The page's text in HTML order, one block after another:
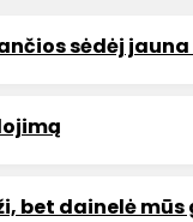
sėdėj
bet dainelė mūs